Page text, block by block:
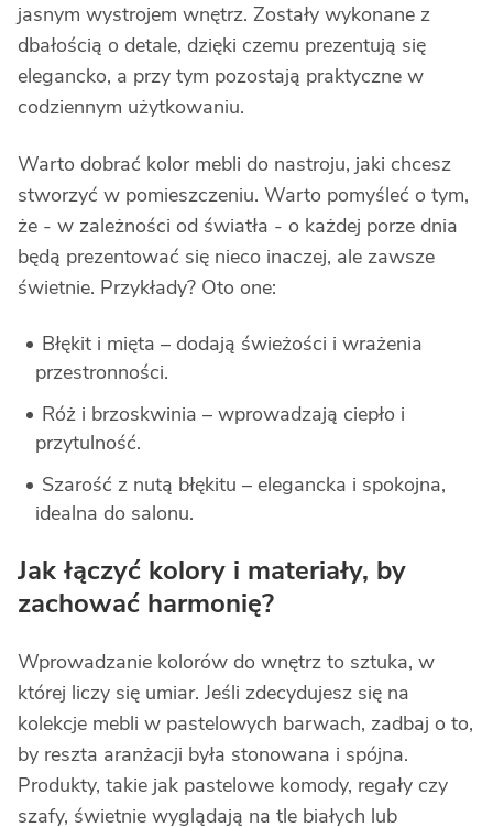
jasnym wystrojem wnętrz. Zostały wykonane z
dbałością o detale, dzięki czemu prezentują się
elegancko, a przy tym pozostają praktyczne w
codziennym użytkowaniu.
Warto dobrać kolor mebli do nastroju, jaki chcesz
stworzyć w pomieszczeniu. Warto pomyśleć o tym,
że - w zależności od światła - o każdej porze dnia
będą prezentować się nieco inaczej, ale zawsze
świetnie. Przykłady? Oto one:
Błękit i mięta – dodają świeżości i wrażenia
przestronności.
Róż i brzoskwinia – wprowadzają ciepło i
przytulność.
Szarość z nutą błękitu – elegancka i spokojna,
idealna do salonu.
Jak łączyć kolory i materiały, by
zachować harmonię?
Wprowadzanie kolorów do wnętrz to sztuka, w
której liczy się umiar. Jeśli zdecydujesz się na
kolekcje mebli w pastelowych barwach, zadbaj o to,
by reszta aranżacji była stonowana i spójna.
Produkty, takie jak pastelowe komody, regały czy
szafy, świetnie wyglądają na tle białych lub